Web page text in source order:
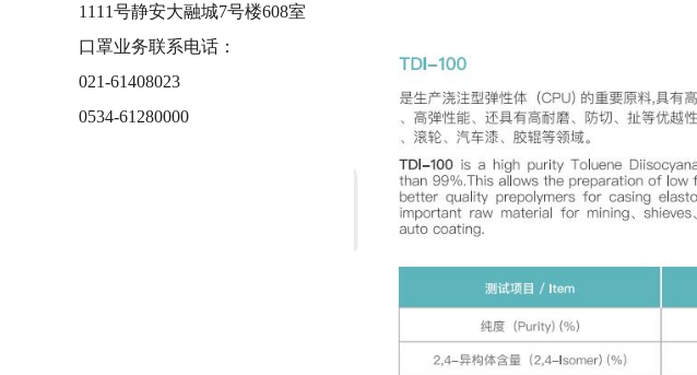
1111号静安大融城7号楼608室
口罩业务联系电话：
021-61408023
0534-61280000